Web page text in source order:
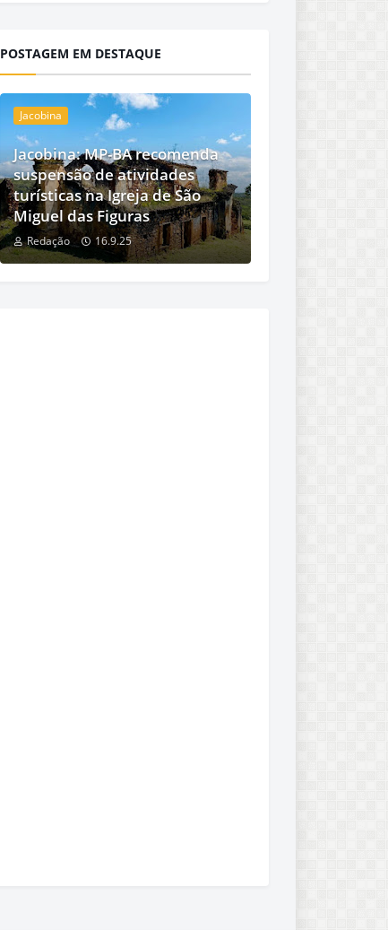
POSTAGEM EM DESTAQUE
Jacobina
Jacobina: MP-BA recomenda
suspensão de atividades
turísticas na Igreja de São
Miguel das Figuras
Redação 16.9.25